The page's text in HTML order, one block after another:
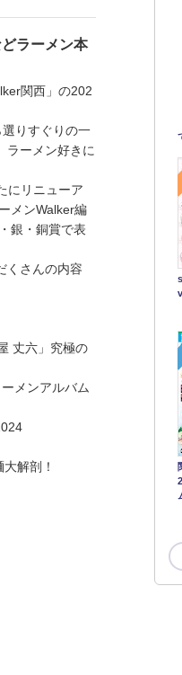
ラーメン本
関西」の202
りすぐりの一
ラーメン好きに
にリニューア
メンWalker編
銀・銅賞で表
くさんの内容
丈六」究極の
メンアルバム
解剖！